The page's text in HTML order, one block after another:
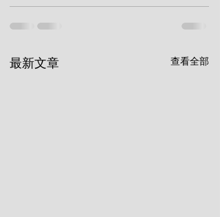
最新文章 查看全部